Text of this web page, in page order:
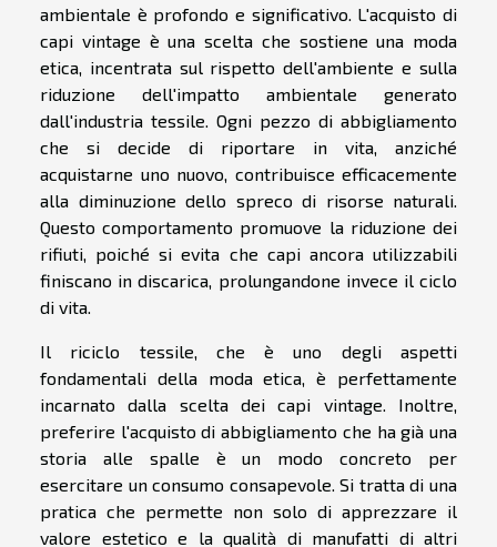
ambientale è profondo e significativo. L'acquisto di
capi vintage è una scelta che sostiene una moda
etica, incentrata sul rispetto dell'ambiente e sulla
riduzione dell'impatto ambientale generato
dall'industria tessile. Ogni pezzo di abbigliamento
che si decide di riportare in vita, anziché
acquistarne uno nuovo, contribuisce efficacemente
alla diminuzione dello spreco di risorse naturali.
Questo comportamento promuove la riduzione dei
rifiuti, poiché si evita che capi ancora utilizzabili
finiscano in discarica, prolungandone invece il ciclo
di vita.
Il riciclo tessile, che è uno degli aspetti
fondamentali della moda etica, è perfettamente
incarnato dalla scelta dei capi vintage. Inoltre,
preferire l'acquisto di abbigliamento che ha già una
storia alle spalle è un modo concreto per
esercitare un consumo consapevole. Si tratta di una
pratica che permette non solo di apprezzare il
valore estetico e la qualità di manufatti di altri